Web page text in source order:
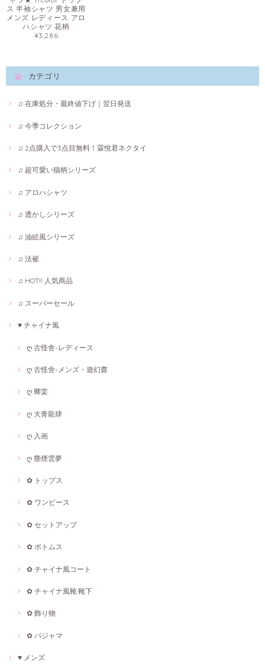
ス 半袖シャツ 男女兼用
メンズ レディース アロ
ハシャツ 花柄
¥3,286
カテゴリ
♫ 在庫処分・最終値下げ｜翌日発送
♫ 今季コレクション
♫ 2点購入で3点目無料！霖悅君ネクタイ
♫ 超可愛い猫柄シリーズ
♫ アロハシャツ
♫ 透かしシリーズ
♫ 油絵風シリーズ
♫ 法被
♫ HOT!! 人気商品
♫ スーパーセール
♥ チャイナ風
ღ 古怪舍-レディース
ღ 古怪舍-メンズ・遊幻齋
ღ 卿棠
ღ 大青龍肆
ღ 入画
ღ 塵煙雲夢
✿ トップス
✿ ワンピース
✿ セットアップ
✿ ボトムス
✿ チャイナ風コート
✿ チャイナ風靴·靴下
✿ 飾り物
✿ パジャマ
♥ メンズ